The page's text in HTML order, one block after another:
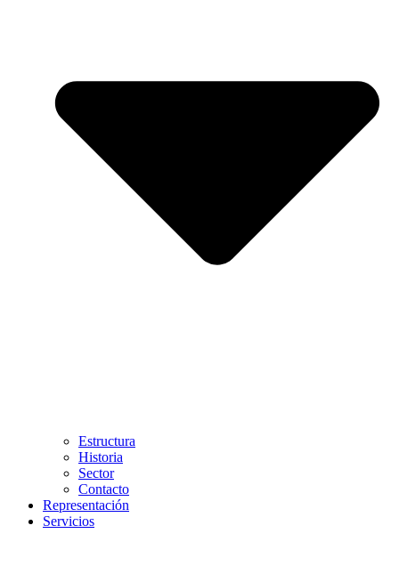
Estructura
Historia
Sector
Contacto
Representación
Servicios